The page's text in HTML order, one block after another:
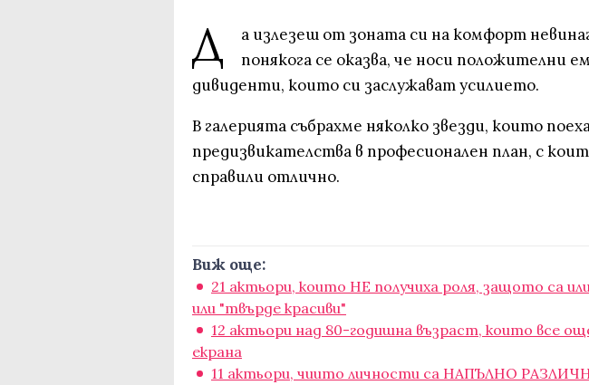
Д
а излезеш от зоната си на комфорт
понякога се оказва, че носи положителни
дивиденти, които си заслужават усилието.
В галерията събрахме няколко звезди, които
предизвикателства в професионален план, с
справили отлично.
Виж още:
21 актьори, които НЕ получиха роля, защото са
или "твърде красиви"
12 актьори над 80-годишна възраст, които все
екрана
11 актьори, чиито личности са НАПЪЛНО